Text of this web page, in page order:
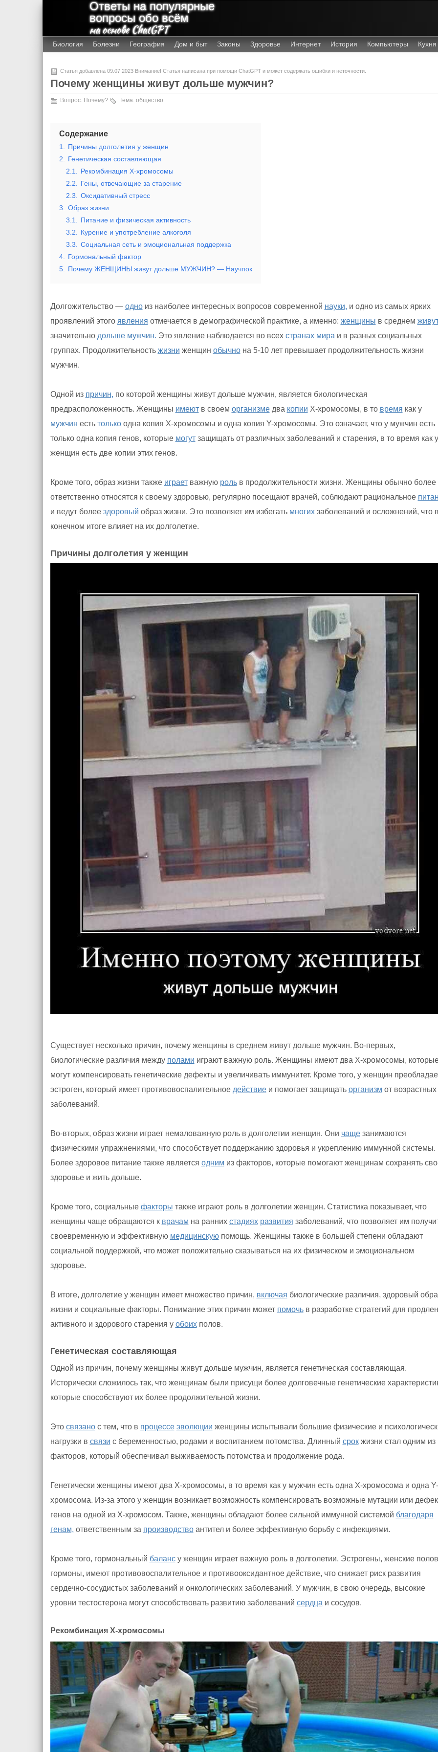
Ответы на популярные
вопросы обо всём
на основе ChatGPT
Биология Болезни География Дом и быт Законы Здоровье Интернет История Компьютеры Кухня
Статья добавлена 09.07.2023 Внимание! Статья написана при помощи ChatGPT и может содержать ошибки и неточности.
Почему женщины живут дольше мужчин?
Вопрос: Почему? Тема: общество
Содержание
1.
Причины долголетия у женщин
2.
Генетическая составляющая
2.1.
Рекомбинация X-хромосомы
2.2.
Гены, отвечающие за старение
2.3.
Оксидативный стресс
3.
Образ жизни
3.1.
Питание и физическая активность
3.2.
Курение и употребление алкоголя
3.3.
Социальная сеть и эмоциональная поддержка
4.
Гормональный фактор
5.
Почему ЖЕНЩИНЫ живут дольше МУЖЧИН? — Научпок
Долгожительство — одноиз наиболее интересных вопросов современной науки, и одно из самых ярких
проявлений этого явления отмечается в демографической практике, а именно: женщины в среднем
значительно дольше мужчин. Это явление наблюдается во всех странах мира и в разных социальных
группах. Продолжительность жизни женщин обычнона 5-10 лет превышает продолжительность жизни
мужчин.
Одной из причин, по которой женщины живут дольше мужчин, является биологическая
предрасположенность. Женщины имеютв своем организмедва копии Х-хромосомы, в то время как у
мужчин есть толькоодна копия Х-хромосомы и одна копия Y-хромосомы. Это означает, что у мужчин есть
только одна копия генов, которые могутзащищать от различных заболеваний и старения, в то время как у
женщин есть две копии этих генов.
Кроме того, образ жизни также играетважную рольв продолжительности жизни. Женщины обычно более
ответственно относятся к своему здоровью, регулярно посещают врачей, соблюдают рациональное
и ведут более здоровый образ жизни. Это позволяет им избегать многихзаболеваний и осложнений, что
конечном итоге влияет на их долголетие.
Причины долголетия у женщин
Существует несколько причин, почему женщины в среднем живут дольше мужчин. Во-первых,
биологические различия между полами играют важную роль. Женщины имеют два Х-хромосомы,
могут компенсировать генетические дефекты и увеличивать иммунитет. Кроме того, у женщин
эстроген, который имеет противовоспалительное действиеи помогает защищать организм от возрастных
заболеваний.
Во-вторых, образ жизни играет немаловажную роль в долголетии женщин. Они чащезанимаются
физическими упражнениями, что способствует поддержанию здоровья и укреплению иммунной системы.
Более здоровое питание также является одним из факторов, которые помогают женщинам сохранять
здоровье и жить дольше.
Кроме того, социальные факторы также играют роль в долголетии женщин. Статистика показывает, что
женщины чаще обращаются к врачам на ранних стадиях развития заболеваний, что позволяет им
своевременную и эффективную медицинскуюпомощь. Женщины также в большей степени обладают
социальной поддержкой, что может положительно сказываться на их физическом и эмоциональном
здоровье.
В итоге, долголетие у женщин имеет множество причин, включая биологические различия, здоровый
жизни и социальные факторы. Понимание этих причин может помочьв разработке стратегий для
активного и здорового старения у обоихполов.
Генетическая составляющая
Одной из причин, почему женщины живут дольше мужчин, является генетическая составляющая.
Исторически сложилось так, что женщинам были присущи более долговечные генетические
которые способствуют их более продолжительной жизни.
Это связанос тем, что в процессе эволюции женщины испытывали большие физические и
нагрузки в связи с беременностью, родами и воспитанием потомства. Длинный срокжизни стал одним из
факторов, который обеспечивал выживаемость потомства и продолжение рода.
Генетически женщины имеют два X-хромосомы, в то время как у мужчин есть одна X-хромосома и одна Y-
хромосома. Из-за этого у женщин возникает возможность компенсировать возможные мутации или
генов на одной из X-хромосом. Также, женщины обладают более сильной иммунной системой благодаря
генам, ответственным за производствоантител и более эффективную борьбу с инфекциями.
Кроме того, гормональный балансу женщин играет важную роль в долголетии. Эстрогены, женские
гормоны, имеют противовоспалительное и противооксидантное действие, что снижает риск развития
сердечно-сосудистых заболеваний и онкологических заболеваний. У мужчин, в свою очередь, высокие
уровни тестостерона могут способствовать развитию заболеваний сердца и сосудов.
Рекомбинация X-хромосомы